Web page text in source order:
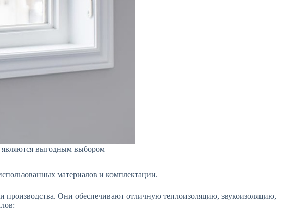
являются выгодным выбором
материалов и комплектации.
Они обеспечивают отличную теплоизоляцию, звукоизоляцию,